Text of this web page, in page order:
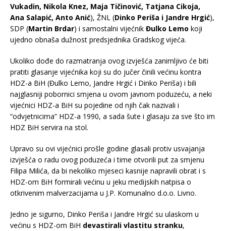
Vukadin, Nikola Knez, Maja Tičinović, Tatjana Cikoja,
Ana Salapić, Anto Anić), ŽNL (Dinko Periša i Jandre Hrgić),
SDP (Martin Brdar) i samostalni vijećnik Đulko Lemo koji
ujedno obnaša dužnost predsjednika Gradskog vijeća.
Ukoliko dođe do razmatranja ovog izvješća zanimljivo će biti
pratiti glasanje vijećnika koji su do jučer činili većinu kontra
HDZ-a BiH (Đulko Lemo, Jandre Hrgić i Dinko Periša) i bili
najglasniji pobornici smjena u ovom javnom poduzeću, a neki
vijećnici HDZ-a BiH su pojedine od njih čak nazivali i
“odvjetnicima” HDZ-a 1990, a sada šute i glasaju za sve što im
HDZ BiH servira na stol.
Upravo su ovi vijećnici prošle godine glasali protiv usvajanja
izvješća o radu ovog poduzeća i time otvorili put za smjenu
Filipa Milića, da bi nekoliko mjeseci kasnije napravili obrat i s
HDZ-om BiH formirali većinu u jeku medijskih natpisa o
otkrivenim malverzacijama u J.P. Komunalno d.o.o. Livno.
Jedno je sigurno, Dinko Periša i Jandre Hrgić su ulaskom u
većinu s HDZ-om BiH devastirali vlastitu stranku,